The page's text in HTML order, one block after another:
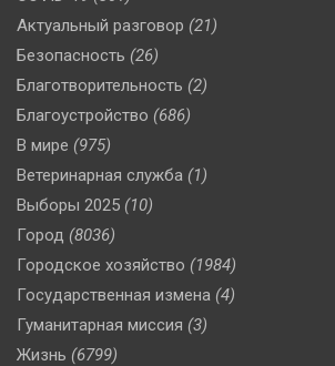
Актуальный разговор (21)
Безопасность (26)
Благотворительность (2)
Благоустройство (686)
В мире (975)
Ветеринарная служба (1)
Выборы 2025 (10)
Город (8036)
Городское хозяйство (1984)
Государственная измена (4)
Гуманитарная миссия (3)
Жизнь (6799)